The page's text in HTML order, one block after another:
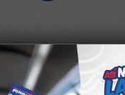
o correo electrónico